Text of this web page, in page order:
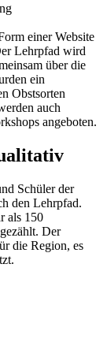
einer Website
Lehrpfad wird
über die
ein
Obstsorten
auch
angeboten.
Schüler der
den Lehrpfad.
als 150
Der
die Region, es